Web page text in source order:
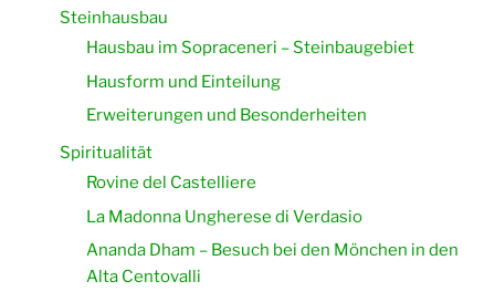
Steinhausbau
Hausbau im Sopraceneri – Steinbaugebiet
Hausform und Einteilung
Erweiterungen und Besonderheiten
Spiritualität
Rovine del Castelliere
La Madonna Ungherese di Verdasio
Ananda Dham – Besuch bei den Mönchen in den
Alta Centovalli